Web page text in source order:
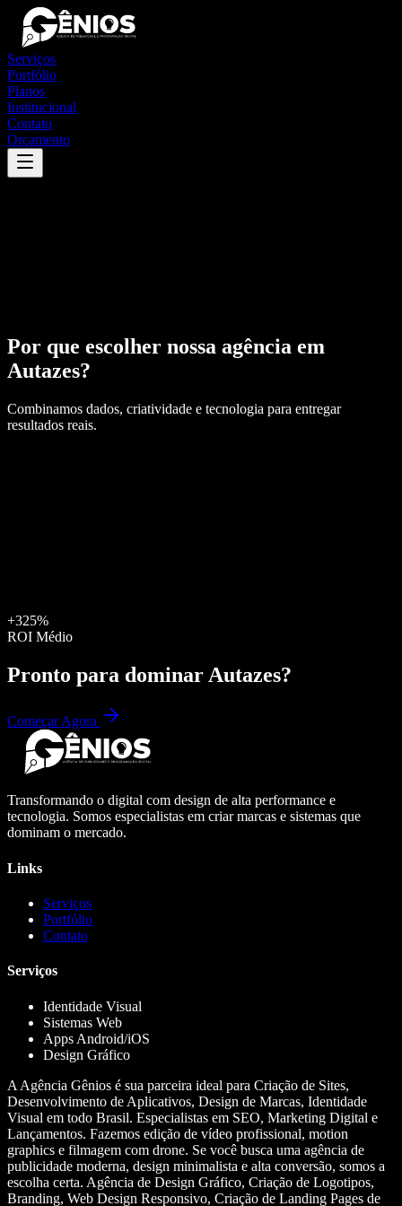
Serviços
Portfólio
Planos
Institucional
Contato
Orçamento
Por que escolher nossa agência em
Autazes?
Combinamos dados, criatividade e tecnologia para entregar
resultados reais.
+325%
ROI Médio
Pronto para dominar Autazes?
Começar Agora
Transformando o digital com design de alta performance e
tecnologia. Somos especialistas em criar marcas e sistemas que
dominam o mercado.
Links
Serviços
Portfólio
Contato
Serviços
Identidade Visual
Sistemas Web
Apps Android/iOS
Design Gráfico
A Agência Gênios é sua parceira ideal para Criação de Sites,
Desenvolvimento de Aplicativos, Design de Marcas, Identidade
Visual em todo Brasil. Especialistas em SEO, Marketing Digital e
Lançamentos. Fazemos edição de vídeo profissional, motion
graphics e filmagem com drone. Se você busca uma agência de
publicidade moderna, design minimalista e alta conversão, somos a
escolha certa. Agência de Design Gráfico, Criação de Logotipos,
Branding, Web Design Responsivo, Criação de Landing Pages de